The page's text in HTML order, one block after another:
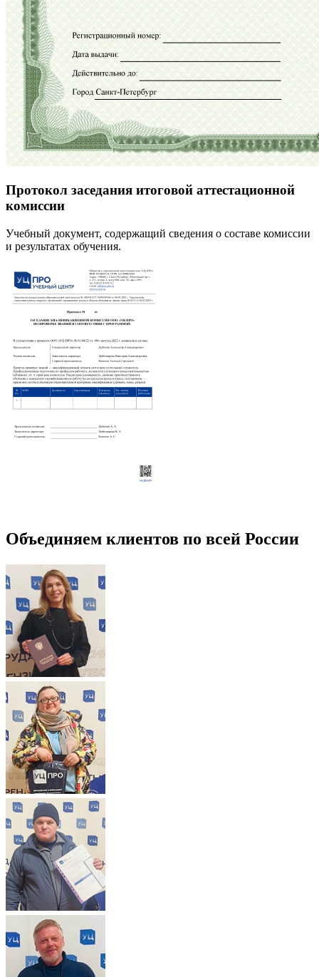
Протокол заседания итоговой аттестационной
комиссии
Учебный документ, содержащий сведения о составе комиссии
и результатах обучения.
Объединяем клиентов по всей России